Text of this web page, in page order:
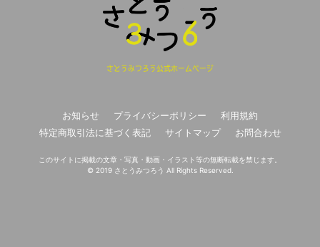
さとうみつろう公式ホームページ
お知らせ プライバシーポリシー
利用規約
特定商取引法に基づく表記
サイトマップ お問合わせ
このサイトに掲載の文章・写真・動画・イラスト等の無断転載を禁じます。
© 2019 さとうみつろう All Rights Reserved.